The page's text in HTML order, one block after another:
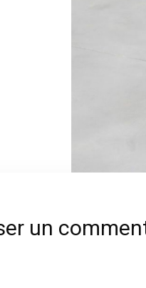
un